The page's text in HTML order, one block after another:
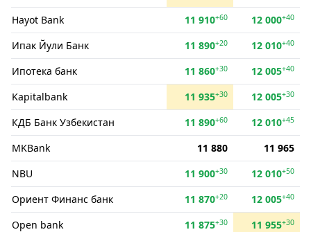
Hayot Bank 11 910+60 12 000+40
Ипак Йули Банк 11 890+20 12 010+40
Ипотека банк 11 860+30 12 005+40
Kapitalbank 11 935+30 12 005+30
КДБ Банк Узбекистан 11 890+60 12 010+45
MKBank 11 880
11 965
NBU
11 900+30 12 010+50
Ориент Финанс банк 11 870+20 12 005+40
Open bank 11 875+30 11 955+30